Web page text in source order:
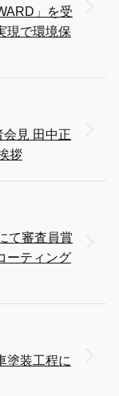
」を受
現で環境保
見 田中正
拶
て審査員賞
ーティング
塗装工程に